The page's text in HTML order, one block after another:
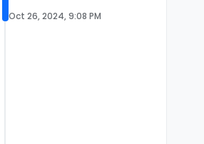
Oct 26, 2024, 9:08 PM